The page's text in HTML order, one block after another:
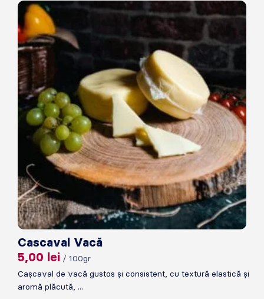
Cascaval Vacă
5,00 lei / 100gr
Cașcaval de vacă gustos și consistent, cu textură elastică și
aromă plăcută, ...